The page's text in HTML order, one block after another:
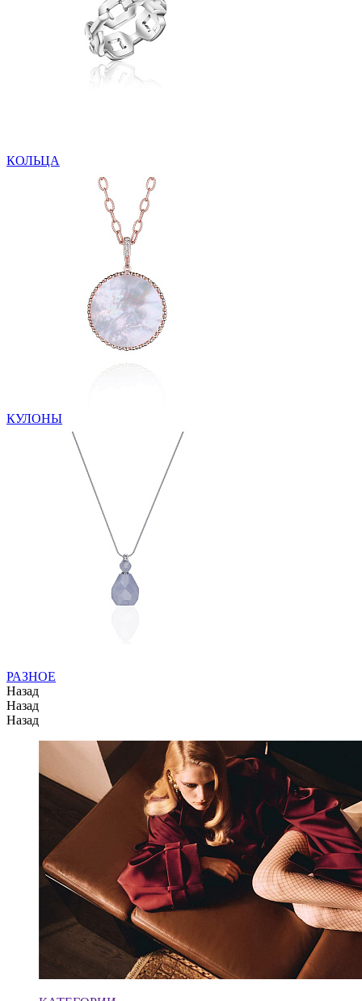
КОЛЬЦА
КУЛОНЫ
РАЗНОЕ
Назад
Назад
Назад